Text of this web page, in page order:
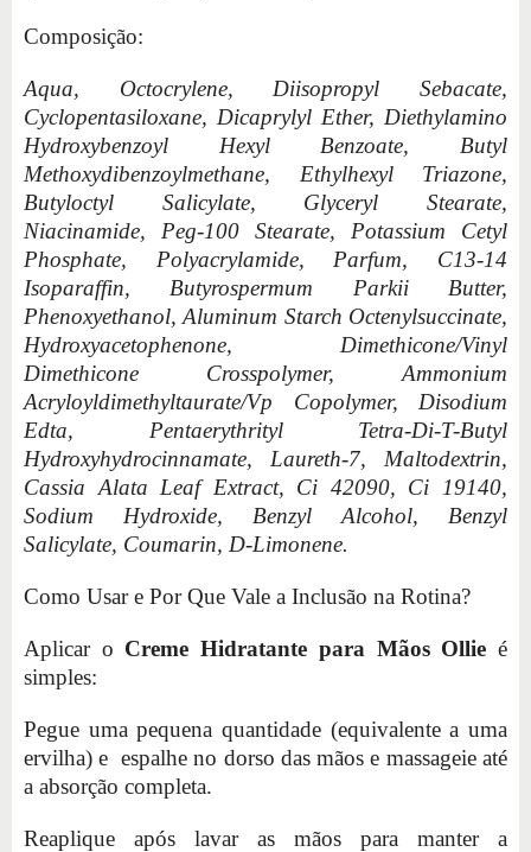
Composição:
Aqua, Octocrylene, Diisopropyl Sebacate,
Cyclopentasiloxane, Dicaprylyl Ether, Diethylamino
Hydroxybenzoyl Hexyl Benzoate, Butyl
Methoxydibenzoylmethane, Ethylhexyl Triazone,
Butyloctyl Salicylate, Glyceryl Stearate,
Niacinamide, Peg-100 Stearate, Potassium Cetyl
Phosphate, Polyacrylamide, Parfum, C13-14
Isoparaffin, Butyrospermum Parkii Butter,
Phenoxyethanol, Aluminum Starch Octenylsuccinate,
Hydroxyacetophenone, Dimethicone/Vinyl
Dimethicone Crosspolymer, Ammonium
Acryloyldimethyltaurate/Vp Copolymer, Disodium
Edta, Pentaerythrityl Tetra-Di-T-Butyl
Hydroxyhydrocinnamate, Laureth-7, Maltodextrin,
Cassia Alata Leaf Extract, Ci 42090, Ci 19140,
Sodium Hydroxide, Benzyl Alcohol, Benzyl
Salicylate, Coumarin, D-Limonene.
Como Usar e Por Que Vale a Inclusão na Rotina?
Aplicar o Creme Hidratante para Mãos Ollie é
simples:
Pegue uma pequena quantidade (equivalente a uma
ervilha) e espalhe no dorso das mãos e massageie até
a absorção completa.
Reaplique após lavar as mãos para manter a